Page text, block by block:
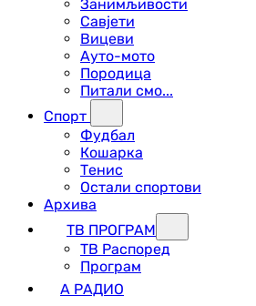
Занимљивости
Савјети
Вицеви
Ауто-мото
Породица
Питали смо...
Спорт
Фудбал
Кошарка
Тенис
Остали спортови
Архива
ТВ ПРОГРАМ
ТВ Распоред
Програм
А РАДИО